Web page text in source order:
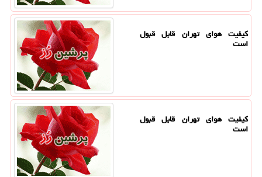
کیفیت هوای تهران قابل قبول
است
کیفیت هوای تهران قابل قبول
است